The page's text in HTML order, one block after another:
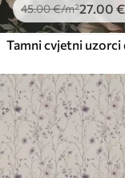
45.00€/m²27.00 €